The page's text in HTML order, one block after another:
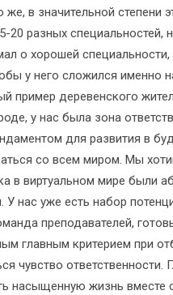
в значительной степени
разных специальностей,
о хорошей специальности,
у него сложился именно
пример деревенского
у нас была зона
для развития в
со всем миром. Мы
в виртуальном мире были
нас уже есть набор
преподавателей,
главным критерием при
чувство ответственности.
насыщенную жизнь вместе